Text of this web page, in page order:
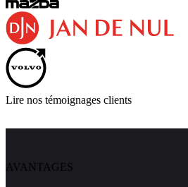
Lire nos témoignages clients
AVANTAGES